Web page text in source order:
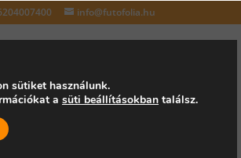
info@futofolia.hu
sütiket használunk.
a süti beállításokban találsz.